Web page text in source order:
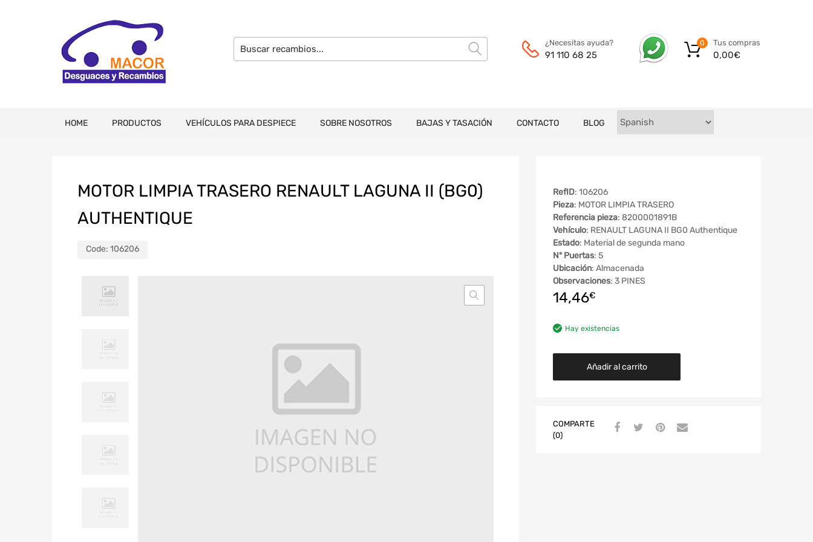
¿Necesitas ayuda?
91 110 68 25
Tus compras
0,00€
0
HOME PRODUCTOS VEHÍCULOS PARA DESPIECE SOBRE NOSOTROS BAJAS Y TASACIÓN CONTACTO BLOG
MOTOR LIMPIA TRASERO RENAULT LAGUNA II (BG0)
AUTHENTIQUE
Code: 106206
RefID: 106206
Pieza: MOTOR LIMPIA TRASERO
Referencia pieza: 8200001891B
Vehículo: RENAULT LAGUNA II BG0 Authentique
Estado: Material de segunda mano
Nº Puertas: 5
Ubicación: Almacenada
Observaciones: 3 PINES
14,46€
Hay existencias
Añadir al carrito
COMPARTE
(0)